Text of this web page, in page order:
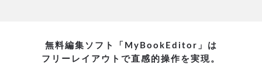
無料編集ソフト「MyBookEditor」は
フリーレイアウトで直感的操作を実現。